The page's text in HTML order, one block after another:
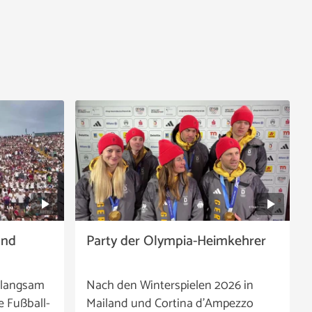
Fußball-
Party der Olympia-Heimkehrer
Nach den Winterspielen 2026 in
Mailand und Cortina d’Ampezzo